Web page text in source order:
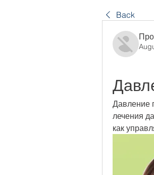
Back
Давление
лечения
как